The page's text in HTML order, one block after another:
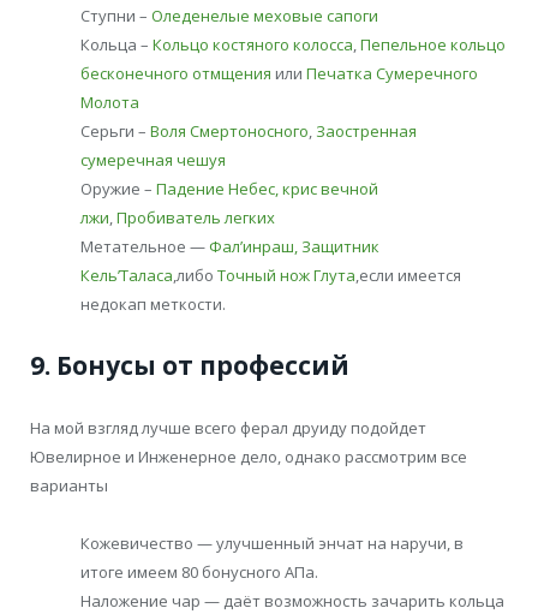
Ступни – Оледенелые меховые сапоги
Кольца – Кольцо костяного колосса,Пепельное кольцо
бесконечного отмщения или Печатка Сумеречного
Молота
Серьги – Воля Смертоносного, Заостренная
сумеречная чешуя
Оружие – Падение Небес, крис вечной
лжи,Пробиватель легких
Метательное — Фал’инраш, Защитник
Кель’Таласа,либо Точный нож Глута,если имеется
недокап меткости.
9. Бонусы от профессий
На мой взгляд лучше всего ферал друиду подойдет
Ювелирное и Инженерное дело, однако рассмотрим все
варианты
Кожевичество — улучшенный энчат на наручи, в
итоге имеем 80 бонусного АПа.
Наложение чар — даёт возможность зачарить кольца